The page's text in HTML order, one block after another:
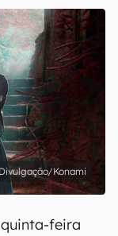
Divulgação/Konami
feira